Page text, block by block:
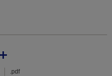
.pdf